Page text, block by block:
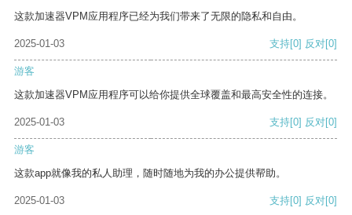
这款加速器VPM应用程序已经为我们带来了无限的隐私和自由。
2025-01-03 支持[0] 反对[0]
游客
这款加速器VPM应用程序可以给你提供全球覆盖和最高安全性的连接。
2025-01-03 支持[0] 反对[0]
游客
这款app就像我的私人助理，随时随地为我的办公提供帮助。
2025-01-03 支持[0] 反对[0]